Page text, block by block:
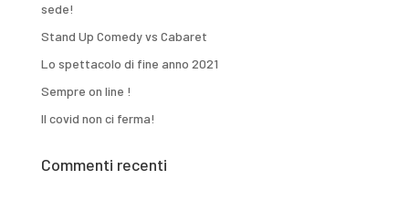
sede!
Stand Up Comedy vs Cabaret
Lo spettacolo di fine anno 2021
Sempre on line !
Il covid non ci ferma!
Commenti recenti